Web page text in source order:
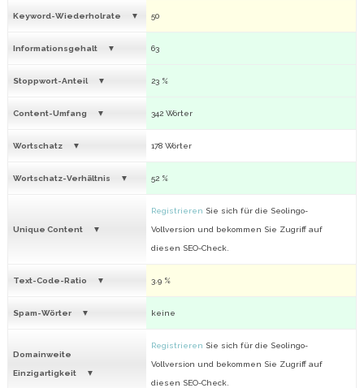
Keyword-Wiederholrate 50
Informationsgehalt 63
Stoppwort-Anteil 23 %
Content-Umfang 342 Wörter
Wortschatz 178 Wörter
Wortschatz-Verhältnis 52 %
Unique Content
Registrieren Sie sich für die Seolingo-
Vollversion und bekommen Sie Zugriff auf
diesen SEO-Check.
Text-Code-Ratio 3.9 %
Spam-Wörter keine
Domainweite
Einzigartigkeit
Registrieren Sie sich für die Seolingo-
Vollversion und bekommen Sie Zugriff auf
diesen SEO-Check.